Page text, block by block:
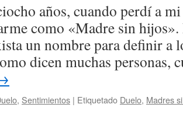
años, cuando perdí a
como «Madre sin hijos».
un nombre para definir a
dicen muchas personas,
, Sentimientos | Etiquetado Duelo, Madres